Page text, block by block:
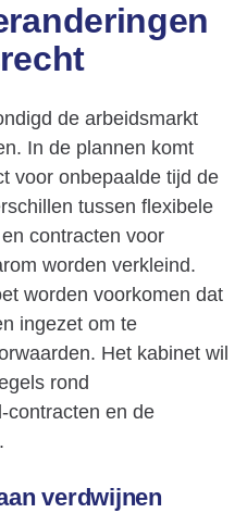
de arbeidsmarkt
In de plannen komt
voor onbepaalde tijd de
tussen flexibele
contracten voor
worden verkleind.
worden voorkomen dat
ingezet om te
Het kabinet wil
rond
contracten en de
verdwijnen